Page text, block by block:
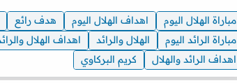
مباراة الهلال اليوم اهداف الهلال اليوم هدف رائع
مباراة الرائد اليوم
الهلال والرائد اهداف الهلال
اهداف الرائد والهلال
كريم البركاوي